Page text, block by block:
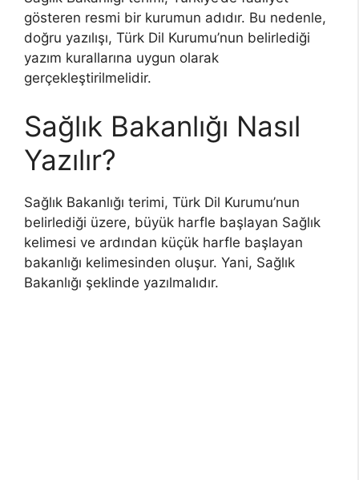
gösteren resmi bir kurumun adıdır. Bu nedenle,
doğru yazılışı, Türk Dil Kurumu’nun belirlediği
yazım kurallarına uygun olarak
gerçekleştirilmelidir.
Sağlık Bakanlığı Nasıl
Yazılır?
Sağlık Bakanlığı terimi, Türk Dil Kurumu’nun
belirlediği üzere, büyük harfle başlayan Sağlık
kelimesi ve ardından küçük harfle başlayan
bakanlığı kelimesinden oluşur. Yani, Sağlık
Bakanlığı şeklinde yazılmalıdır.